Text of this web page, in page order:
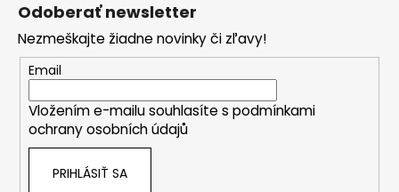
Odoberať newsletter
Nezmeškajte žiadne novinky či zľavy!
Email
Vložením e-mailu souhlasíte s podmínkami
ochrany osobních údajů
PRIHLÁSIŤ SA